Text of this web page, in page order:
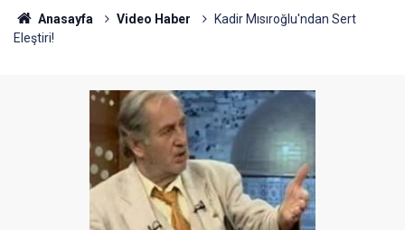
Anasayfa Video Haber
Kadir Mısıroğlu'ndan Sert
Eleştiri!